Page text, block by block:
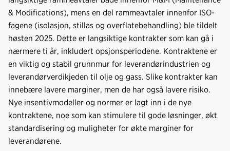
& Modifications), mens en del rammeavtaler innenfor ISO-
fagene (isolasjon, stillas og overflatebehandling) ble tildelt
høsten 2025. Dette er langsiktige kontrakter som kan gå i
nærmere ti år, inkludert opsjonsperiodene. Kontraktene er
en viktig og stabil grunnmur for leverandørindustrien og
leverandørverdikjeden til olje og gass. Slike kontrakter kan
innebære lavere marginer, men de har også lavere risiko.
Nye insentivmodeller og normer er lagt inn i de nye
kontraktene, noe som kan stimulere til gode løsninger, økt
standardisering og muligheter for økte marginer for
leverandørene.